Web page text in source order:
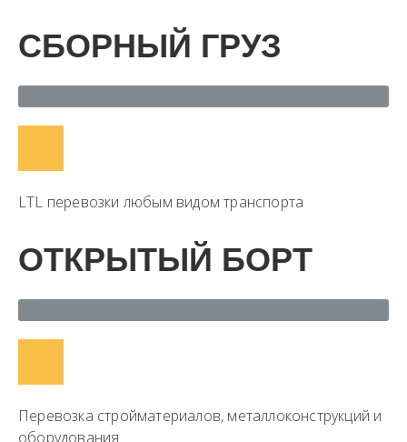
СБОРНЫЙ ГРУЗ
LTL перевозки любым видом транспорта
ОТКРЫТЫЙ БОРТ
Перевозка стройматериалов, металлоконструкций и
оборудования